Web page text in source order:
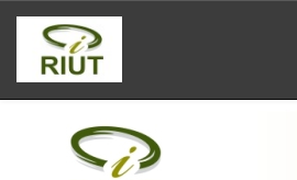
Skip
navigation